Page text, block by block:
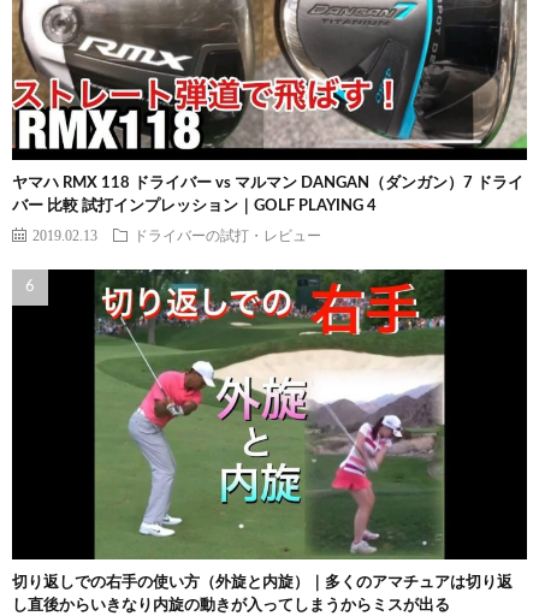
ヤマハ RMX 118 ドライバー vs マルマン DANGAN（ダンガン）7 ドライ
バー 比較 試打インプレッション｜GOLF PLAYING 4
2019.02.13 ドライバーの試打・レビュー
切り返しでの右手の使い方（外旋と内旋）｜多くのアマチュアは切り返
し直後からいきなり内旋の動きが入ってしまうからミスが出る